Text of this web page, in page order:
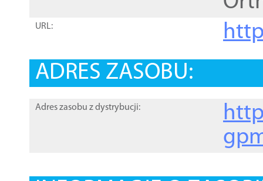
URL:
ADRES ZASOBU:
Adres zasobu z dystrybucji: